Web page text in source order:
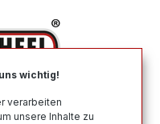
wichtig!
verarbeiten
unsere Inhalte zu